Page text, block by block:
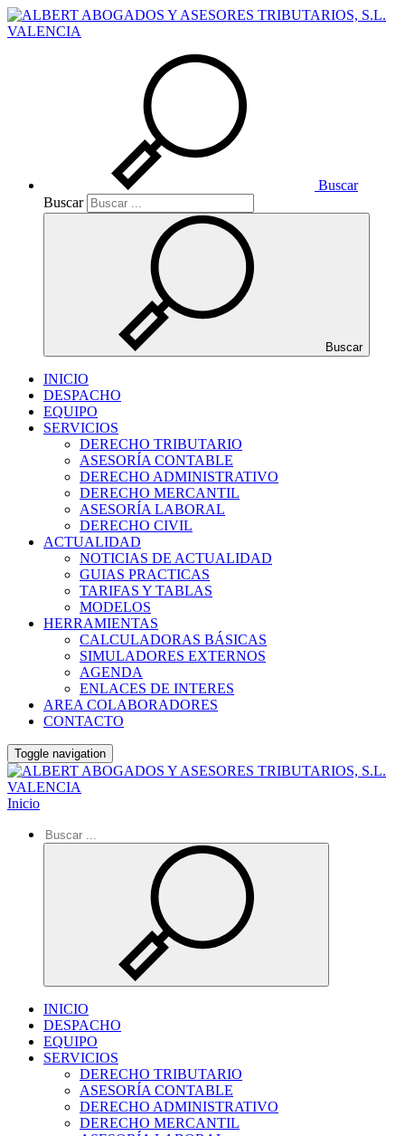
Buscar
Buscar
Buscar
INICIO
DESPACHO
EQUIPO
SERVICIOS
DERECHO TRIBUTARIO
ASESORÍA CONTABLE
DERECHO ADMINISTRATIVO
DERECHO MERCANTIL
ASESORÍA LABORAL
DERECHO CIVIL
ACTUALIDAD
NOTICIAS DE ACTUALIDAD
GUIAS PRACTICAS
TARIFAS Y TABLAS
MODELOS
HERRAMIENTAS
CALCULADORAS BÁSICAS
SIMULADORES EXTERNOS
AGENDA
ENLACES DE INTERES
AREA COLABORADORES
CONTACTO
Toggle navigation
Inicio
INICIO
DESPACHO
EQUIPO
SERVICIOS
DERECHO TRIBUTARIO
ASESORÍA CONTABLE
DERECHO ADMINISTRATIVO
DERECHO MERCANTIL